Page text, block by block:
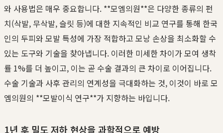
와 사용법은 매우 중요합니다. **모엠의원**은 다양한 종류의 펀
치(삭발, 무삭발, 슬릿 등)에 대한 지속적인 비교 연구를 통해 한국
인의 두피와 모발 특성에 가장 적합하고 모낭 손상을 최소화할 수
있는 도구와 기술을 찾아냅니다. 이러한 미세한 차이가 모여 생착
률 1%를 더 높이고, 이는 곧 수술 결과의 큰 차이로 이어집니다.
수술 기술과 사후 관리의 연계성을 극대화하는 것, 이것이 바로 모
엠의원의 **모발이식 연구**가 지향하는 바입니다.
1년 후 밀도 저하 현상을 과학적으로 예방